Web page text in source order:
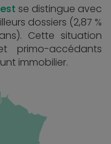
se distingue avec
dossiers (2,87 %
Cette situation
primo-accédants
immobilier.